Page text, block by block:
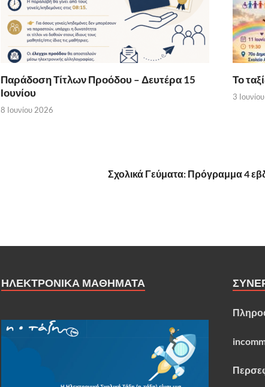
Παράδοση Τίτλων Προόδου – Δευτέρα 15
Ιουνίου
8 Ιουνίου 2026
Το
3
Σχολικά Γεύματα: Πρόγραμμα 4
ΗΛΕΚΤΡΟΝΙΚΑ ΜΑΘΗΜΑΤΑ